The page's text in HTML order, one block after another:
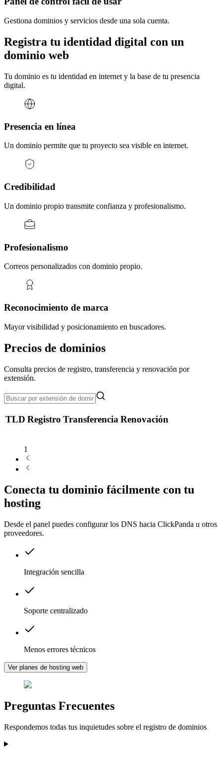
Gestiona dominios y servicios desde una sola cuenta.
Registra tu identidad digital con un
dominio web
Tu dominio es tu identidad en internet y la base de tu presencia
digital.
Presencia en línea
Un dominio permite que tu proyecto sea visible en internet.
Credibilidad
Un dominio propio transmite confianza y profesionalismo.
Profesionalismo
Correos personalizados con dominio propio.
Reconocimiento de marca
Mayor visibilidad y posicionamiento en buscadores.
Precios de dominios
Consulta precios de registro, transferencia y renovación por
extensión.
TLD Registro TransferenciaRenovación
1
Conecta tu dominio fácilmente con tu
hosting
Desde el panel puedes configurar los DNS hacia ClickPanda u otros
proveedores.
Integración sencilla
Soporte centralizado
Menos errores técnicos
Ver planes de hosting web
Preguntas Frecuentes
Respondemos todas tus inquietudes sobre el registro de dominios